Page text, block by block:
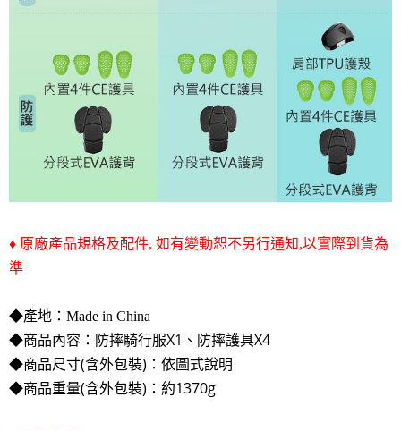
♦ 原廠產品規格及配件, 如有變動恕不另行通知,以實際到貨為
準
◆產地：Made in China
◆商品內容：防摔騎行服X1、防摔護具X4
◆商品尺寸(含外包裝)：依圖式說明
◆商品重量(含外包裝)：約1370g